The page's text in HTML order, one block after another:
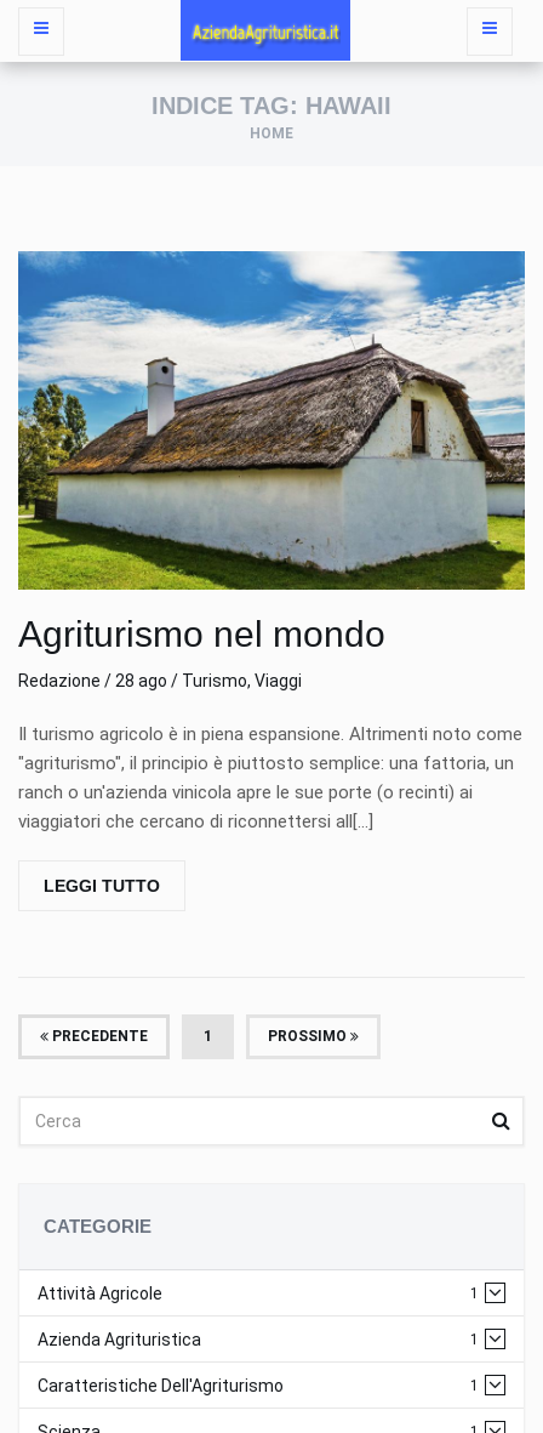
INDICE TAG: HAWAII
HOME
Agriturismo nel mondo
Redazione / 28 ago / Turismo, Viaggi
Il turismo agricolo è in piena espansione. Altrimenti noto come
"agriturismo", il principio è piuttosto semplice: una fattoria, un
ranch o un'azienda vinicola apre le sue porte (o recinti) ai
viaggiatori che cercano di riconnettersi all[...]
LEGGI TUTTO
PRECEDENTE 1 (ATTUALE)PROSSIMO
CATEGORIE
Attività Agricole 1
Azienda Agrituristica 1
Caratteristiche Dell'Agriturismo 1